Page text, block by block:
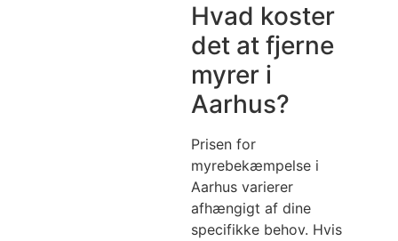
Hvad koster
det at fjerne
myrer i
Aarhus?
Prisen for
myrebekæmpelse i
Aarhus varierer
afhængigt af dine
specifikke behov. Hvis